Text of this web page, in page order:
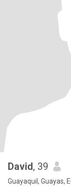
David, 39
Guayaquil, Guayas,